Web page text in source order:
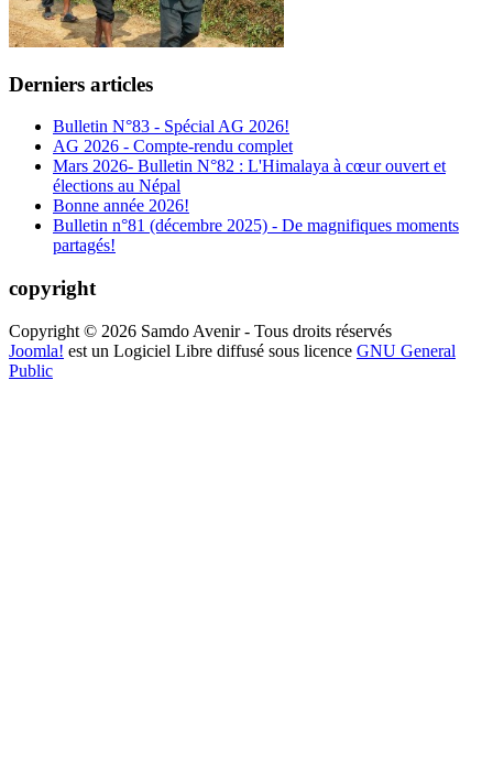
Derniers articles
Bulletin N°83 - Spécial AG 2026!
AG 2026 - Compte-rendu complet
Mars 2026- Bulletin N°82 : L'Himalaya à cœur ouvert et
élections au Népal
Bonne année 2026!
Bulletin n°81 (décembre 2025) - De magnifiques moments
partagés!
copyright
Copyright © 2026 Samdo Avenir - Tous droits réservés
Joomla! est un Logiciel Libre diffusé sous licence GNU General
Public